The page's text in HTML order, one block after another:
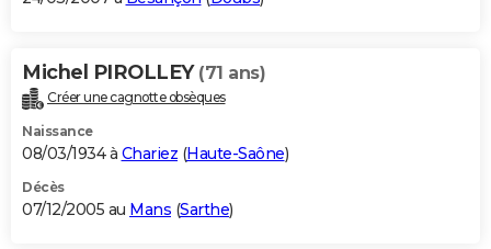
Michel PIROLLEY (71 ans)
Créer une cagnotte obsèques
Naissance
08/03/1934 à Chariez (Haute-Saône)
Décès
07/12/2005 au Mans (Sarthe)